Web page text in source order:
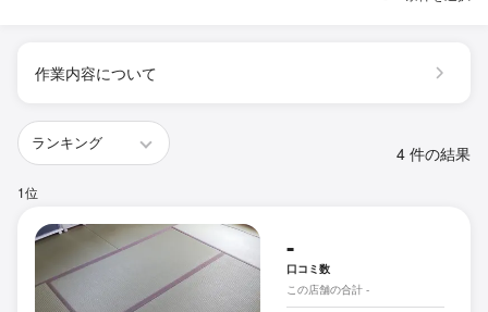
作業内容について
4 件の結果
1位
-
口コミ数
この店舗の合計 -